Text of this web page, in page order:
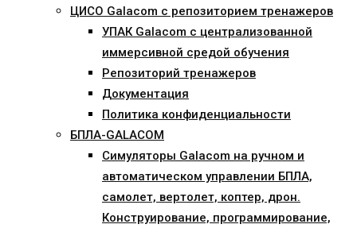
ЦИСО Galacom с репозиторием тренажеров
УПАК Galacom с централизованной
иммерсивной средой обучения
Репозиторий тренажеров
Документация
Политика конфиденциальности
БПЛА-GALACOM
Симуляторы Galacom на ручном и
автоматическом управлении БПЛА,
самолет, вертолет, коптер, дрон.
Конструирование, программирование,